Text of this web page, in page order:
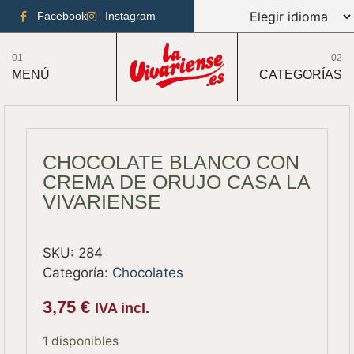
Facebook Instagram
01
MENÚ
02
CATEGORÍAS
CHOCOLATE BLANCO CON
CREMA DE ORUJO CASA LA
VIVARIENSE
SKU: 284
Categoría: Chocolates
3,75€ IVA incl.
1 disponibles